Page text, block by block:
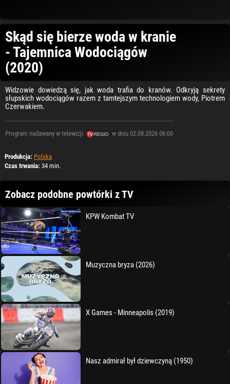
Skąd się bierze woda w kranie
- Tajemnica Wodociągów
(2020)
Widzowie dowiedzą się, jak woda trafia do kranów. Odkryją sekrety
słupskich wodociągów razem z tamtejszym technologiem wody, Piotrem
Czerwakiem.
Program nadawany w telewizji w dniu 02.08.2026 06:00
Produkcja: Polska
Czas trwania: 34 min.
Zobacz podobne powtórki z TV
KPW Kombat TV
Muzyczna bryza (2026)
X Games - Minneapolis (2019)
Nasz admirał był dziewczyną (1950)